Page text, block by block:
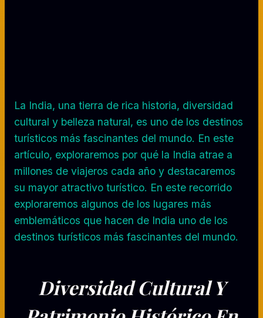
La India, una tierra de rica historia, diversidad
cultural y belleza natural, es uno de los destinos
turísticos más fascinantes del mundo. En este
artículo, exploraremos por qué la India atrae a
millones de viajeros cada año y destacaremos
su mayor atractivo turístico. En este recorrido
exploraremos algunos de los lugares más
emblemáticos que hacen de India uno de los
destinos turísticos más fascinantes del mundo.
Diversidad Cultural Y